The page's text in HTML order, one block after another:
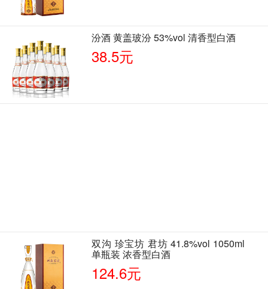
汾酒 黄盖玻汾 53%vol 清香型白酒
38.5元
双沟 珍宝坊 君坊 41.8%vol 1050ml
单瓶装 浓香型白酒
124.6元